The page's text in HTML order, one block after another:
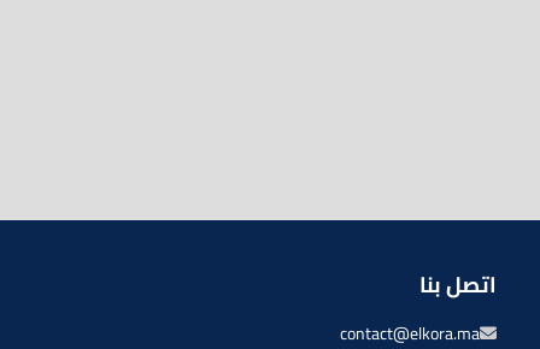
اتصل بنا
contact@elkora.ma